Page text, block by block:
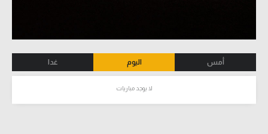
أمس اليوم غدا
لا يوجد مباريات